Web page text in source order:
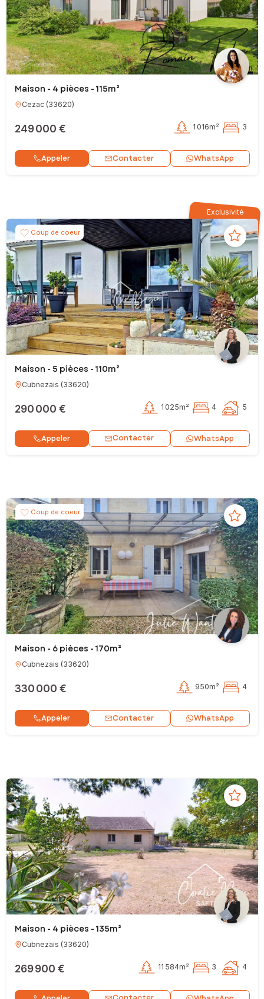
Maison - 4 pièces - 115m²
Cezac(33620)
249 000 € 1 016m² 3
Appeler Contacter WhatsApp
Exclusivité
Coup de coeur
Maison - 5 pièces - 110m²
Cubnezais (33620)
290 000 € 1 025m² 4 5
Appeler Contacter WhatsApp
Coup de coeur
Maison - 6 pièces - 170m²
Cubnezais (33620)
330 000 € 950m² 4
Appeler Contacter WhatsApp
Maison - 4 pièces - 135m²
Cubnezais (33620)
269 900 € 11 584m² 3 4